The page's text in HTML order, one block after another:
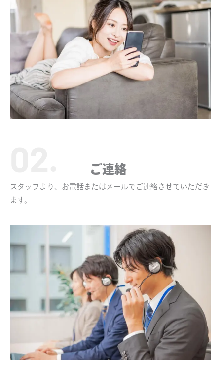
ご連絡
スタッフより、お電話またはメールでご連絡させていただき
ます。